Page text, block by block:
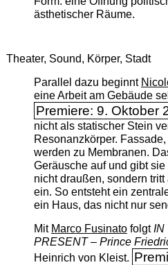
ästhetischer Räume.
Theater, Sound, Körper, Stadt
Parallel dazu beginnt
eine Arbeit am Gebäude
Premiere: 9. Oktober
nicht als statischer Stein
Resonanzkörper.
werden zu Membranen.
Geräusche auf und gibt
nicht draußen, sondern
ein. So entsteht ein
ein Haus, das nicht nur
Mit Marco FusinatofolgtIN
PRESENT – Prince
Heinrich von Kleist.